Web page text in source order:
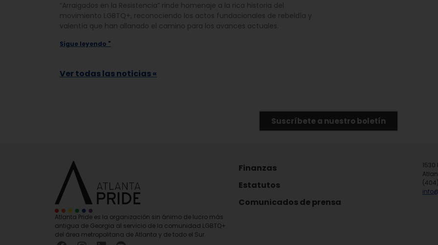
“Arraigados en la Resistencia” rinde homenaje a la rica historia del
movimiento LGBTQ+, reconociendo los actos fundacionales de rebeldía y
valentía que han allanado el camino para los avances actuales.
Sigue leyendo "
Ver todas las noticias «
Suscríbete a nuestro boletín
Atlanta Pride es la organización sin ánimo de lucro más
antigua de Georgia al servicio de la comunidad LGBTQ+
del área metropolitana de Atlanta y de todo el Sur.
Finanzas
Estatutos
Comunicados de prensa
1530